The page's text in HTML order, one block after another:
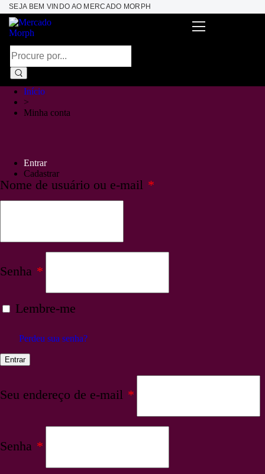
SEJA BEM VINDO AO MERCADO MORPH
Início
>
Minha conta
Entrar
Cadastrar
Nome de usuário ou e-mail *
Senha *
Lembre-me
Perdeu sua senha?
Entrar
Seu endereço de e-mail *
Senha *